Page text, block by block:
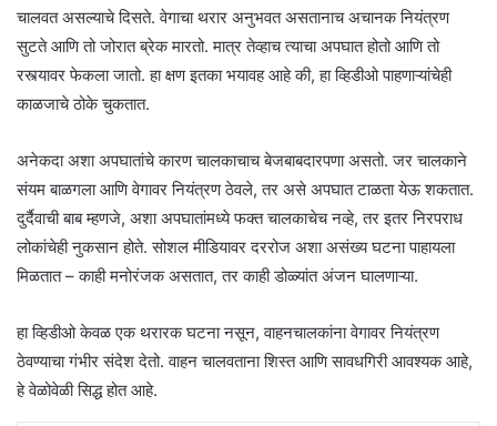
चालवत असल्याचे दिसते. वेगाचा थरार अनुभवत असतानाच अचानक नियंत्रण
सुटते आणि तो जोरात ब्रेक मारतो. मात्र तेव्हाच त्याचा अपघात होतो आणि तो
रस्त्यावर फेकला जातो. हा क्षण इतका भयावह आहे की, हा व्हिडीओ पाहणाऱ्यांचेही
काळजाचे ठोके चुकतात.
अनेकदा अशा अपघातांचे कारण चालकाचाच बेजबाबदारपणा असतो. जर चालकाने
संयम बाळगला आणि वेगावर नियंत्रण ठेवले, तर असे अपघात टाळता येऊ शकतात.
दुर्दैवाची बाब म्हणजे, अशा अपघातांमध्ये फक्त चालकाचेच नव्हे, तर इतर निरपराध
लोकांचेही नुकसान होते. सोशल मीडियावर दररोज अशा असंख्य घटना पाहायला
मिळतात – काही मनोरंजक असतात, तर काही डोळ्यांत अंजन घालणाऱ्या.
हा व्हिडीओ केवळ एक थरारक घटना नसून, वाहनचालकांना वेगावर नियंत्रण
ठेवण्याचा गंभीर संदेश देतो. वाहन चालवताना शिस्त आणि सावधगिरी आवश्यक आहे,
हे वेळोवेळी सिद्ध होत आहे.